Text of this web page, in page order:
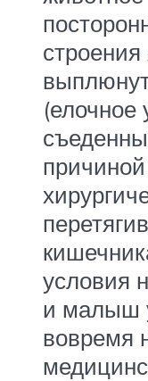
(елочное
условия
и малыш
вовремя